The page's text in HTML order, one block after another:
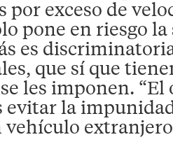
por exceso de
pone en riesgo
es
que sí que
les imponen. “El
evitar la